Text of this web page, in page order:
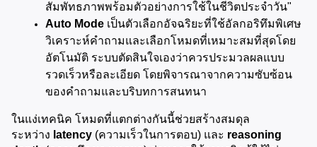
สัมพัทธภาพพร้อมตัวอย่างการใช้ในชีวิตประจำวัน"
Auto Mode เป็นตัวเลือกอัจฉริยะที่ใช้อัลกอริทึมพิเศษ
วิเคราะห์คำถามและเลือกโหมดที่เหมาะสมที่สุดโดย
อัตโนมัติ ระบบตัดสินใจเองว่าควรประมวลผลแบบ
รวดเร็วหรือละเอียด โดยพิจารณาจากความซับซ้อน
ของคำถามและบริบทการสนทนา
ในแง่เทคนิค โหมดที่แตกต่างกันนี้ช่วยสร้างสมดุล
ระหว่าง latency (ความเร็วในการตอบ) และ reasoning